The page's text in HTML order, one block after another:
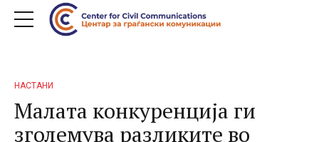
НАСТАНИ
Малата конкуренција ги
зголемува разликите во